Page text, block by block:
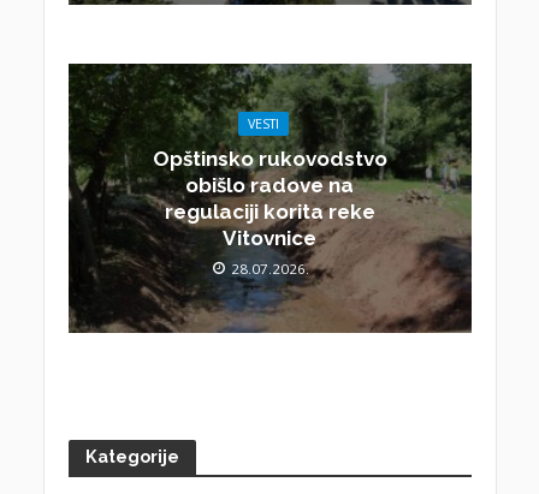
VESTI
Opštinsko rukovodstvo
obišlo radove na
regulaciji korita reke
Vitovnice
28.07.2026.
Kategorije